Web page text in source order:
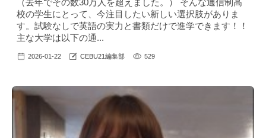
（去年でその数30万人を超えました。） そんな通信制高
校の学生にとって、今注目したい新しい選択肢がありま
す。試験なしで英語の実力と書類だけで進学できます！！
主な大学は以下の通...
2026-01-22 CEBU21編集部 529